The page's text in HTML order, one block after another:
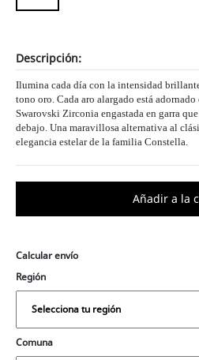
Descripción:
Ilumina cada día con la intensidad
tono oro. Cada aro alargado está
Swarovski Zirconia engastada en garra
debajo. Una maravillosa alternativa al
elegancia estelar de la familia Constella.
Calcular envío
Región
Comuna